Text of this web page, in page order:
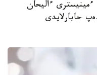
ءاليحان
حابارلايدى